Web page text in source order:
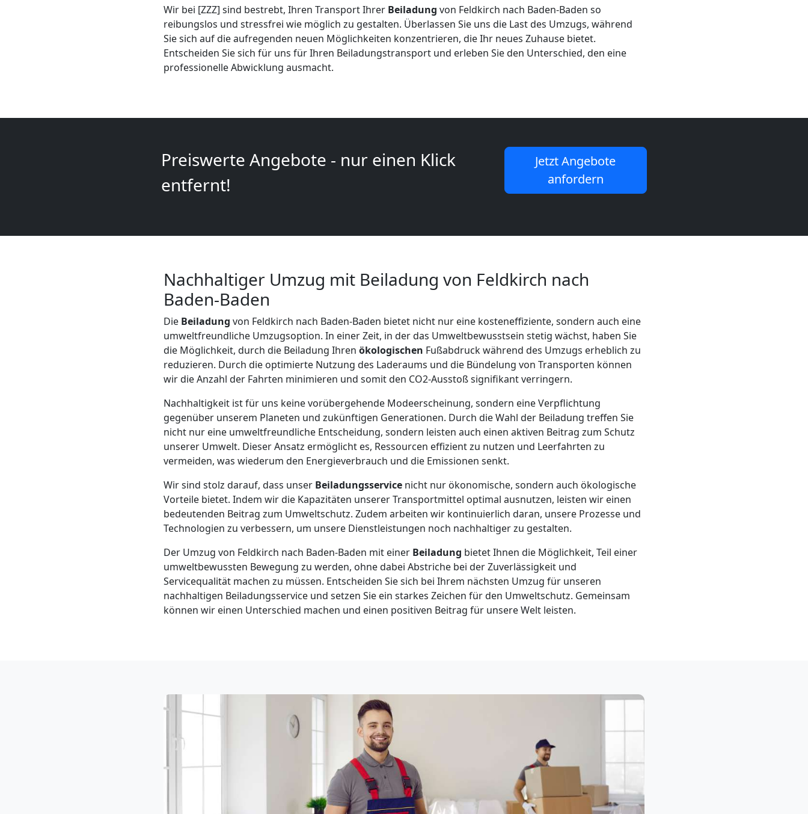
Wir bei [ZZZ] sind bestrebt, Ihren Transport Ihrer Beiladung von Feldkirch nach Baden-Baden so
reibungslos und stressfrei wie möglich zu gestalten. Überlassen Sie uns die Last des Umzugs, während
Sie sich auf die aufregenden neuen Möglichkeiten konzentrieren, die Ihr neues Zuhause bietet.
Entscheiden Sie sich für uns für Ihren Beiladungstransport und erleben Sie den Unterschied, den eine
professionelle Abwicklung ausmacht.
Preiswerte Angebote - nur einen Klick
entfernt!
Jetzt Angebote
anfordern
Nachhaltiger Umzug mit Beiladung von Feldkirch nach
Baden-Baden
Die Beiladung von Feldkirch nach Baden-Baden bietet nicht nur eine kosteneffiziente, sondern auch eine
umweltfreundliche Umzugsoption. In einer Zeit, in der das Umweltbewusstsein stetig wächst, haben Sie
die Möglichkeit, durch die Beiladung Ihren ökologischen Fußabdruck während des Umzugs erheblich zu
reduzieren. Durch die optimierte Nutzung des Laderaums und die Bündelung von Transporten können
wir die Anzahl der Fahrten minimieren und somit den CO2-Ausstoß signifikant verringern.
Nachhaltigkeit ist für uns keine vorübergehende Modeerscheinung, sondern eine Verpflichtung
gegenüber unserem Planeten und zukünftigen Generationen. Durch die Wahl der Beiladung treffen Sie
nicht nur eine umweltfreundliche Entscheidung, sondern leisten auch einen aktiven Beitrag zum Schutz
unserer Umwelt. Dieser Ansatz ermöglicht es, Ressourcen effizient zu nutzen und Leerfahrten zu
vermeiden, was wiederum den Energieverbrauch und die Emissionen senkt.
Wir sind stolz darauf, dass unser Beiladungsservice nicht nur ökonomische, sondern auch ökologische
Vorteile bietet. Indem wir die Kapazitäten unserer Transportmittel optimal ausnutzen, leisten wir einen
bedeutenden Beitrag zum Umweltschutz. Zudem arbeiten wir kontinuierlich daran, unsere Prozesse und
Technologien zu verbessern, um unsere Dienstleistungen noch nachhaltiger zu gestalten.
Der Umzug von Feldkirch nach Baden-Baden mit einer Beiladung bietet Ihnen die Möglichkeit, Teil einer
umweltbewussten Bewegung zu werden, ohne dabei Abstriche bei der Zuverlässigkeit und
Servicequalität machen zu müssen. Entscheiden Sie sich bei Ihrem nächsten Umzug für unseren
nachhaltigen Beiladungsservice und setzen Sie ein starkes Zeichen für den Umweltschutz. Gemeinsam
können wir einen Unterschied machen und einen positiven Beitrag für unsere Welt leisten.
Feldkirch
Klaviertransport